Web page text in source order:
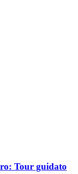
Tour guidato